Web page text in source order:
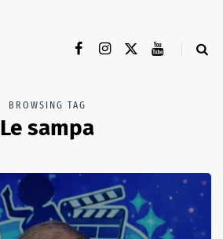
BROWSING TAG
Le sampa